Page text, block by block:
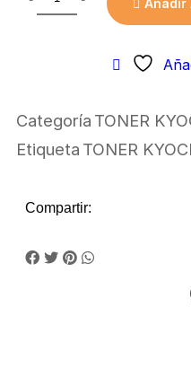
Categoría TONER
Etiqueta TONER
Compartir: